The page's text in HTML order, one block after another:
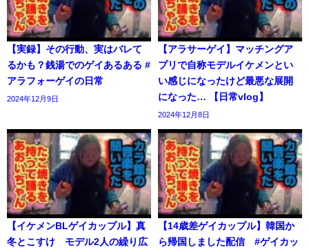
【実録】その行動、実はバレて
るかも？銭湯でのゲイあるある #
アラフォーゲイの日常
2024年12月9日
【アラサーゲイ】マッチングア
プリで自称モデルイケメンとい
い感じになったけど最悪な展開
になった… 【日常vlog】
2024年12月8日
【イケメンBLゲイカップル】真
冬とこすけ モデル2人の繰り広
【14歳差ゲイカップル】韓国か
ら帰国しました配信 #ゲイカッ